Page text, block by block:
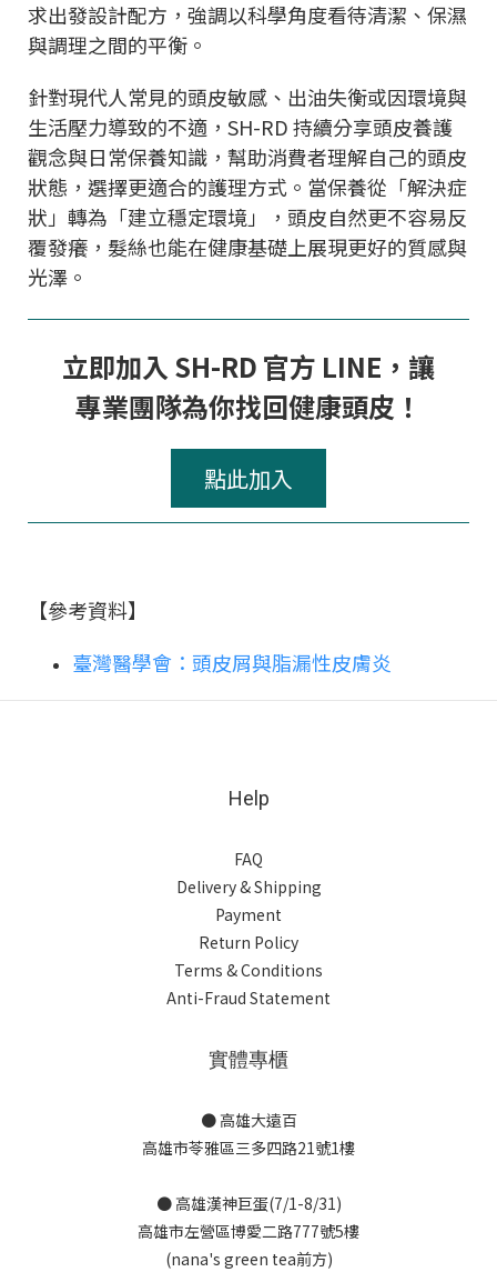
求出發設計配方，強調以科學角度看待清潔、保濕
與調理之間的平衡。
針對現代人常見的頭皮敏感、出油失衡或因環境與
生活壓力導致的不適，SH-RD 持續分享頭皮養護
觀念與日常保養知識，幫助消費者理解自己的頭皮
狀態，選擇更適合的護理方式。當保養從「解決症
狀」轉為「建立穩定環境」，頭皮自然更不容易反
覆發癢，髮絲也能在健康基礎上展現更好的質感與
光澤。
立即加入 SH-RD 官方 LINE，讓
專業團隊為你找回健康頭皮！
點此加入
【參考資料】
臺灣醫學會：頭皮屑與脂漏性皮膚炎
Help
FAQ
Delivery & Shipping
Payment
Return Policy
Terms & Conditions
Anti-Fraud Statement
實體專櫃
● 高雄大遠百
高雄市苓雅區三多四路21號1樓
● 高雄漢神巨蛋(7/1-8/31)
高雄市左營區博愛二路777號5樓
(nana's green tea前方)